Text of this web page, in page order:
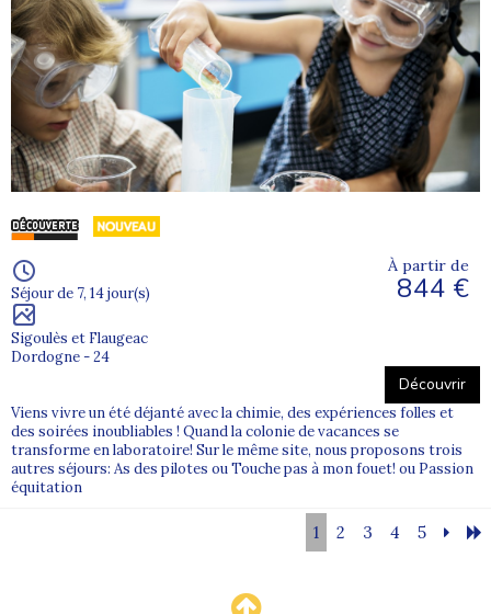
Séjour de 7, 14 jour(s)
Sigoulès et Flaugeac
Dordogne - 24
À partir de
844 €
Découvrir
Viens vivre un été déjanté avec la chimie, des expériences folles et
des soirées inoubliables ! Quand la colonie de vacances se
transforme en laboratoire! Sur le même site, nous proposons trois
autres séjours: As des pilotes ou Touche pas à mon fouet! ou Passion
équitation
1 2 3 4 5